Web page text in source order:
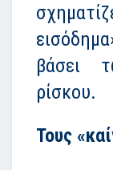
βάσει
ρίσκου.
Τους